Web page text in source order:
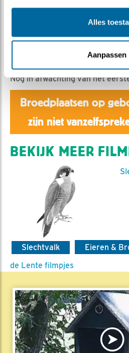
Alles
Aanpassen
Gouden
Bewaar dit filmpje|
Nog in afwachting van het
Broedplaatsen op
zijn niet
BEKIJK MEER
Slechtvalk Eieren &
de Lente filmpjes